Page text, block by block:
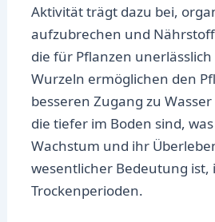
Aktivität trägt dazu bei,
aufzubrechen und
die für Pflanzen unerlässlich
Wurzeln ermöglichen den
besseren Zugang zu
die tiefer im Boden sind,
Wachstum und ihr
wesentlicher Bedeutung ist,
Trockenperioden.